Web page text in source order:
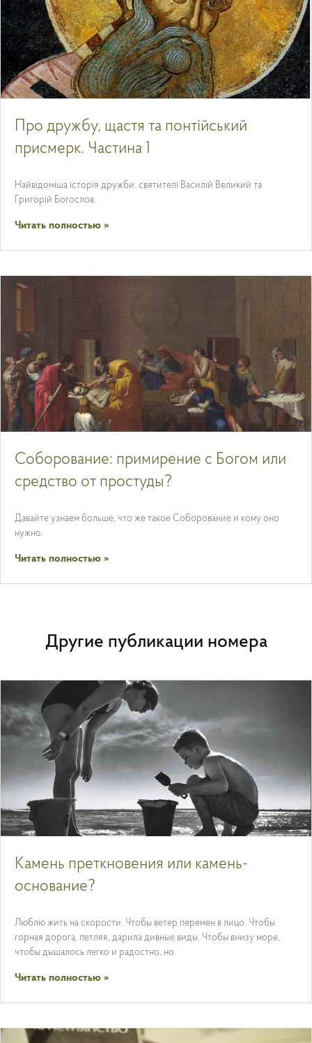
Про дружбу, щастя та понтійський
присмерк. Частина 1
Найвідоміша історія дружби: святителі Василій Великий та
Григорій Богослов.
Читать полностью »
Соборование: примирение с Богом или
средство от простуды?
Давайте узнаем больше, что же такое Соборование и кому оно
нужно.
Читать полностью »
Другие публикации номера
Камень преткновения или камень-
основание?
Люблю жить на скорости. Чтобы ветер перемен в лицо. Чтобы
горная дорога, петляя, дарила дивные виды. Чтобы внизу море,
чтобы дышалось легко и радостно, но
Читать полностью »